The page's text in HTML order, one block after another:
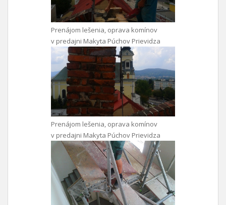
Prenájom lešenia, oprava komínov
v predajni Makyta Púchov Prievidza
Prenájom lešenia, oprava komínov
v predajni Makyta Púchov Prievidza